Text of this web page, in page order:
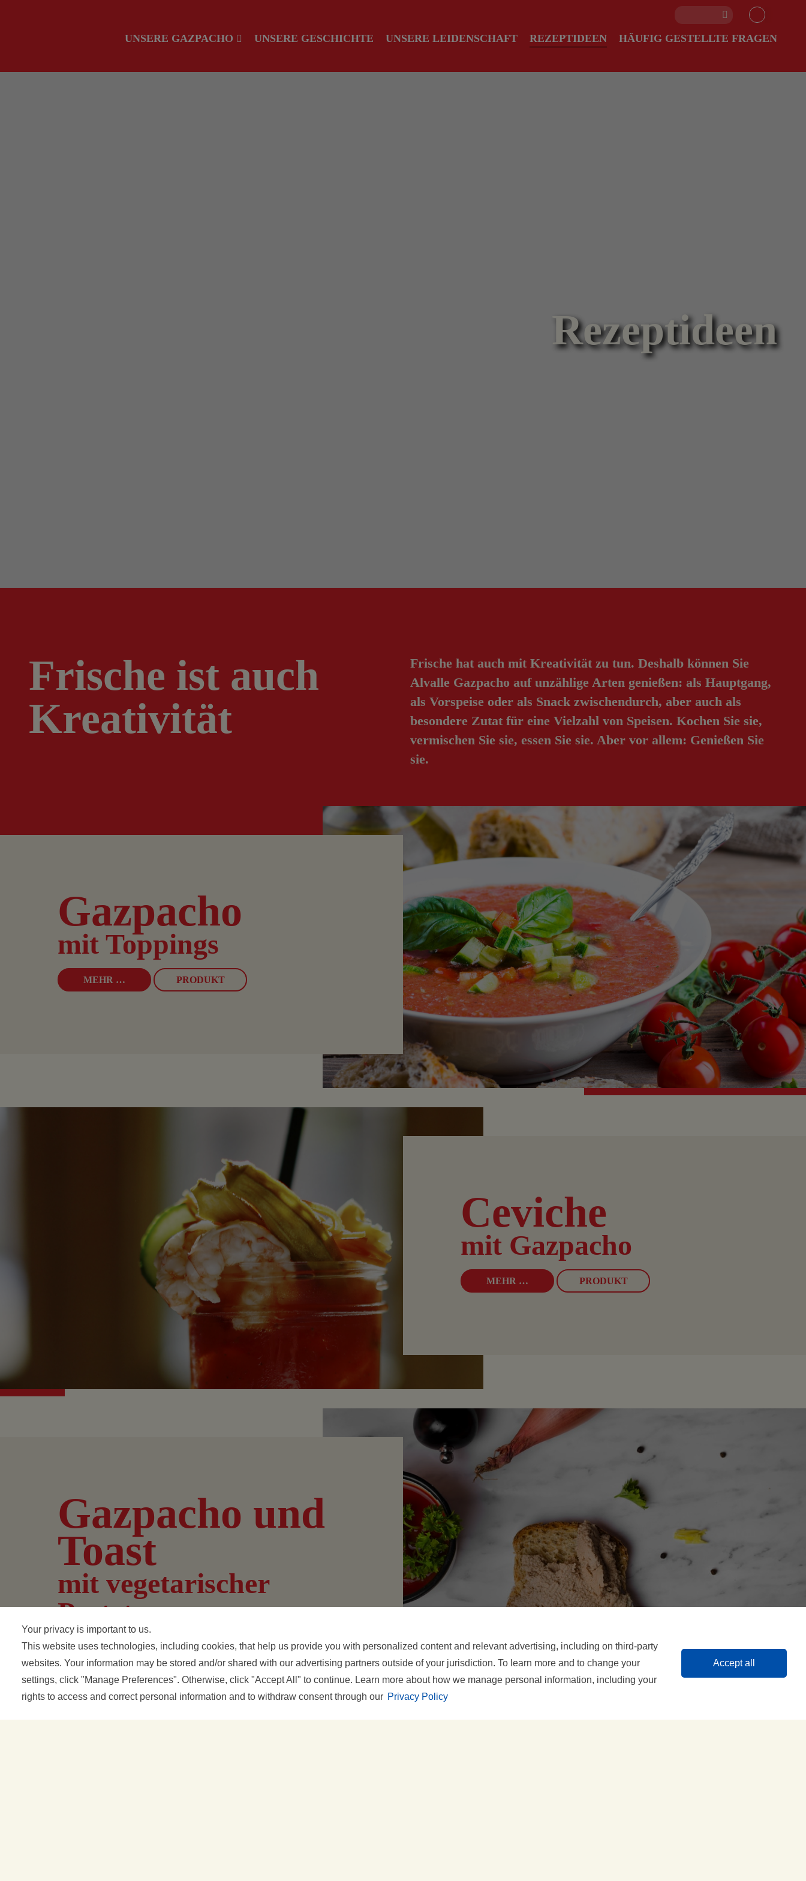
Your privacy is important to us.
This website uses technologies, including cookies, that help us provide you with personalized content and relevant advertising, including on third-party
websites. Your information may be stored and/or shared with our advertising partners outside of your jurisdiction. To learn more and to change your
settings, click "Manage Preferences". Otherwise, click "Accept All" to continue. Learn more about how we manage personal information, including your
rights to access and correct personal information and to withdraw consent through our Privacy Policy
Accept all
UNSERE GAZPACHO UNSERE GESCHICHTE UNSERE LEIDENSCHAFT REZEPTIDEEN HÄUFIG GESTELLTE FRAGEN
Rezeptideen
Frische ist auch
Kreativität
Frische hat auch mit Kreativität zu tun. Deshalb können Sie
Alvalle Gazpacho auf unzählige Arten genießen: als Hauptgang,
als Vorspeise oder als Snack zwischendurch, aber auch als
besondere Zutat für eine Vielzahl von Speisen. Kochen Sie sie,
vermischen Sie sie, essen Sie sie. Aber vor allem: Genießen Sie
sie.
Gazpacho
mit Toppings
MEHR … PRODUKT
Ceviche
mit Gazpacho
MEHR … PRODUKT
Gazpacho und
Toast
mit vegetarischer
Pastete
MEHR … PRODUKT